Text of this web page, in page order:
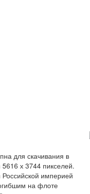
для скачивания в
х 3744 пикселей.
империей
на флоте